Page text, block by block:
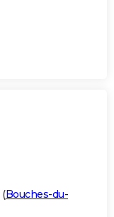
(Bouches-du-